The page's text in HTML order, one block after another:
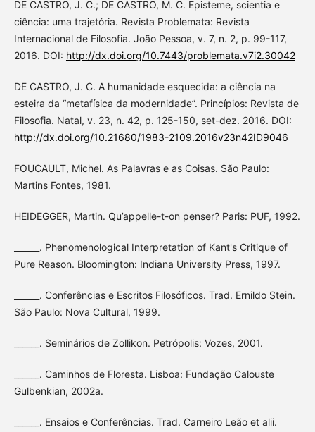
DE CASTRO, J. C.; DE CASTRO, M. C. Episteme, scientia e
ciência: uma trajetória. Revista Problemata: Revista
Internacional de Filosofia. João Pessoa, v. 7, n. 2, p. 99-117,
2016. DOI: http://dx.doi.org/10.7443/problemata.v7i2.30042
DE CASTRO, J. C. A humanidade esquecida: a ciência na
esteira da “metafísica da modernidade”. Princípios: Revista de
Filosofia. Natal, v. 23, n. 42, p. 125-150, set-dez. 2016. DOI:
http://dx.doi.org/10.21680/1983-2109.2016v23n42ID9046
FOUCAULT, Michel. As Palavras e as Coisas. São Paulo:
Martins Fontes, 1981.
HEIDEGGER, Martin. Qu’appelle-t-on penser? Paris: PUF, 1992.
______. Phenomenological Interpretation of Kant's Critique of
Pure Reason. Bloomington: Indiana University Press, 1997.
______. Conferências e Escritos Filosóficos. Trad. Ernildo Stein.
São Paulo: Nova Cultural, 1999.
______. Seminários de Zollikon. Petrópolis: Vozes, 2001.
______. Caminhos de Floresta. Lisboa: Fundação Calouste
Gulbenkian, 2002a.
______. Ensaios e Conferências. Trad. Carneiro Leão et alii.